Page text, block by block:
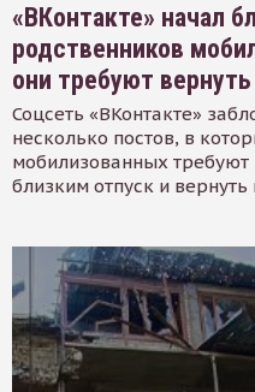
«ВКонтакте» начал
родственников
они требуют
Соцсеть «ВКонтакте»
несколько постов, в
мобилизованных
близким отпуск и